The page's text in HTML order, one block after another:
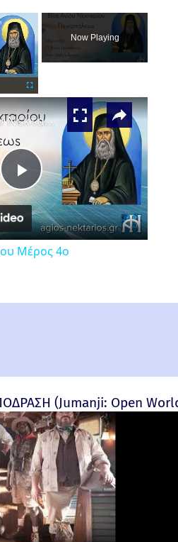
Now Playing
×
Play
Video
Βίος Αγίου Νεκταρίου Μέρος 4ο
Μέρος 4ο
(Jumanji: Open